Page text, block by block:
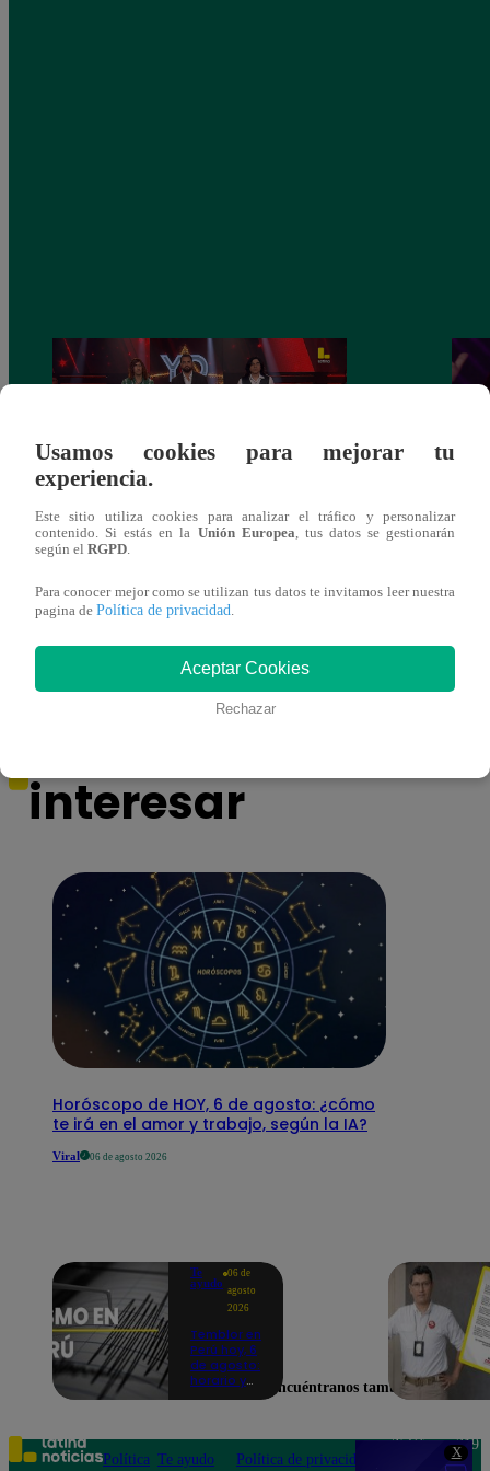
X
Yo Soy GRANDES BATALLAS: ¡El
mantuvo su silla de consagrado!
También te puede
interesar
Horóscopo de HOY, 6 de agosto: ¿cómo
te irá en el amor y trabajo, según la IA?
Viral 06 de agosto 2026
Te
ayudo
06 de
agosto
2026
Temblor en
Perú hoy, 6
de agosto:
horario y
según IGP
Usamos cookies para mejorar tu
experiencia.
Este sitio utiliza cookies para analizar el tráfico y personalizar
contenido. Si estás en la Unión Europea , tus datos se gestionarán
según el RGPD
Para conocer mejor como se utilizan tus datos te invitamos leer nuestra
pagina de Política de privacidad
Aceptar Cookies
Rechazar
Encuéntranos también en
Política Te ayudo
Política de privacidad
Teléfono: 219